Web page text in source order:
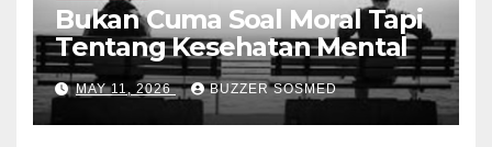
Bukan Cuma Soal Moral Tapi
Tentang Kesehatan Mental
MAY 11, 2026 BUZZER SOSMED